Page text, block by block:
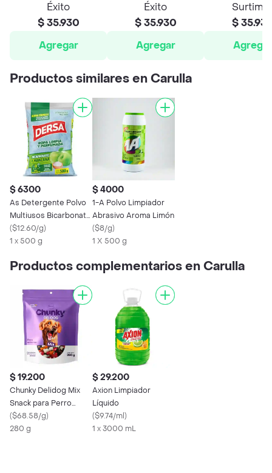
Éxito
$ 35.930
Agregar
Éxito
$ 35.930
Agregar
$
Agregar
Productos similares en Carulla
$ 6300
As Detergente Polvo
Multiusos Bicarbonato
Manzana
($12.60/g)
1 x 500 g
$ 4000
1-A Polvo Limpiador
Abrasivo Aroma Limón
($8/g)
1 X 500 g
Productos complementarios en Carulla
$ 19.200
Chunky Delidog Mix
Snack para Perro
280g
($68.58/g)
280 g
$ 29.200
Axion Limpiador
Líquido
($9.74/ml)
1 x 3000 mL